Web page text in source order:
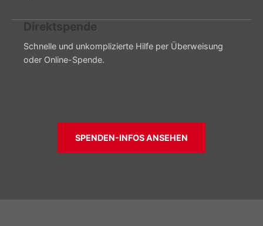
Direktspende
Schnelle und unkomplizierte Hilfe per Überweisung
oder Online-Spende.
SPENDEN-INFOS ANSEHEN